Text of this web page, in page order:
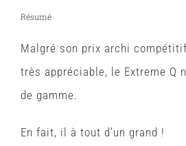
Résumé
Malgré son prix archi
très appréciable, le Extreme Q
de gamme.
En fait, il à tout d’un grand !